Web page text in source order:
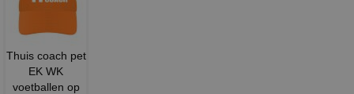
Thuis coach pet
EK WK
voetballen op